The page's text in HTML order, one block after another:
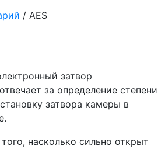
/ AES
затвор
за определение степени
затвора камеры в
насколько сильно открыт